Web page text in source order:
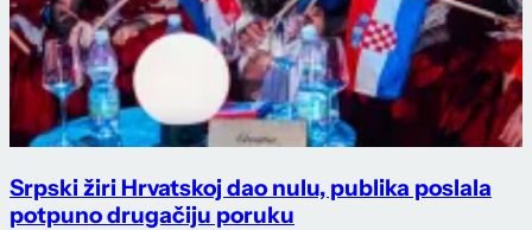
Srpski žiri Hrvatskoj dao nulu, publika poslala
potpuno drugačiju poruku